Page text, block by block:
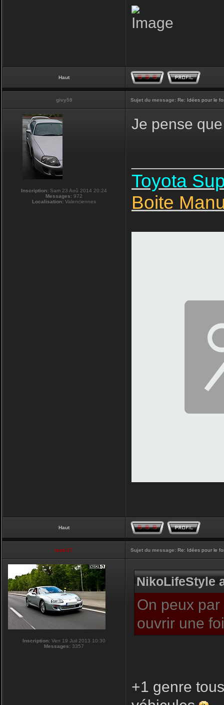
Haut
givy59 Sujet du message: Re: Idées pour le
Inscription: Sam 23 Aoû 2014 20:24
Messages: 972
Localisation: Valenciennes
Je pense
Toyota
Boite
Haut
touti-17 Sujet du message: Re: Idées pour le
Inscription: Ven 19 Juil 2013 10:30
Messages: 3357
NikoLifeStyle
On peux
ouvrir une
+1 genre